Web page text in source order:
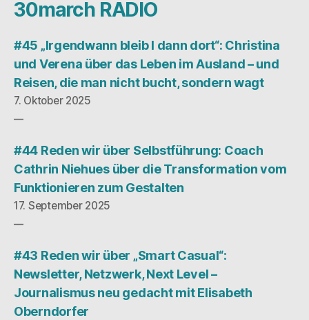
30march RADIO
#45 „Irgendwann bleib I dann dort“: Christina
und Verena über das Leben im Ausland – und
Reisen, die man nicht bucht, sondern wagt
7. Oktober 2025
#44 Reden wir über Selbstführung: Coach
Cathrin Niehues über die Transformation vom
Funktionieren zum Gestalten
17. September 2025
#43 Reden wir über „Smart Casual“:
Newsletter, Netzwerk, Next Level –
Journalismus neu gedacht mit Elisabeth
Oberndorfer